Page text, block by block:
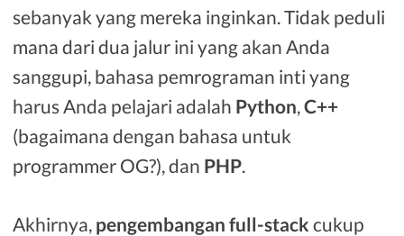
sebanyak yang mereka inginkan. Tidak peduli
mana dari dua jalur ini yang akan Anda
sanggupi, bahasa pemrograman inti yang
harus Anda pelajari adalah Python,C++
(bagaimana dengan bahasa untuk
programmer OG?), dan PHP.
Akhirnya, pengembangan full-stack cukup